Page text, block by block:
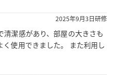
2025年9月3日研修
潔感があり、部屋の大きさも
使用できました。 また利用し